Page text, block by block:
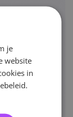
je
website
in